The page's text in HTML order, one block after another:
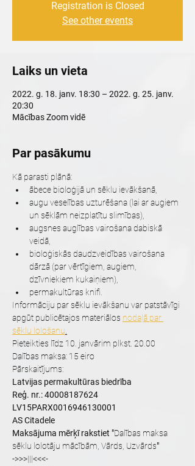
Registration is Closed
See other events
Laiks un vieta
2022. g. 18. janv. 18:30 – 2022. g. 25. janv.
20:30
Mācības Zoom vidē
Par pasākumu
Kā parasti plānā:
ābece bioloģijā un sēklu ievākšanā,
augu veselības uzturēšana (lai ar augiem
un sēklām neizplatītu slimības),
augsnes auglības vairošana dabiskā
veidā,
bioloģiskās daudzveidības vairošana
dārzā (par vērtīgiem, augiem,
dzīvniekiem kukaiņiem),
permakultūras knifi.
Informāciju par sēklu ievākšanu var patstāvīgi
apgūt publicētajos materiālos nodaļā par
sēklu lološanu
Pieteikties līdz 10. janvārim plkst. 20.00
Dalības maksa: 15 eiro
Pārskaitījums:
Latvijas permakultūras biedrība
Reģ. nr.: 40008187624
LV15PARX0016946130001
AS Citadele
Maksājuma mērķī rakstiet "Dalības maksa
sēklu lolotāju mācībām, Vārds, Uzvārds"
->>>|||<<<-